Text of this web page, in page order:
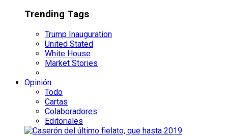
Trending Tags
Trump Inauguration
United Stated
White House
Market Stories
Opinión
Todo
Cartas
Colaboradores
Editoriales